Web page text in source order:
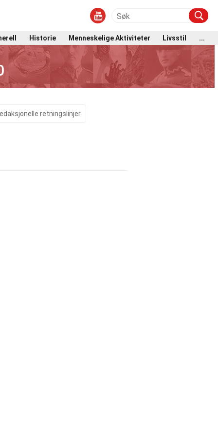
Historie Menneskelige Aktiviteter Livsstil ...
retningslinjer